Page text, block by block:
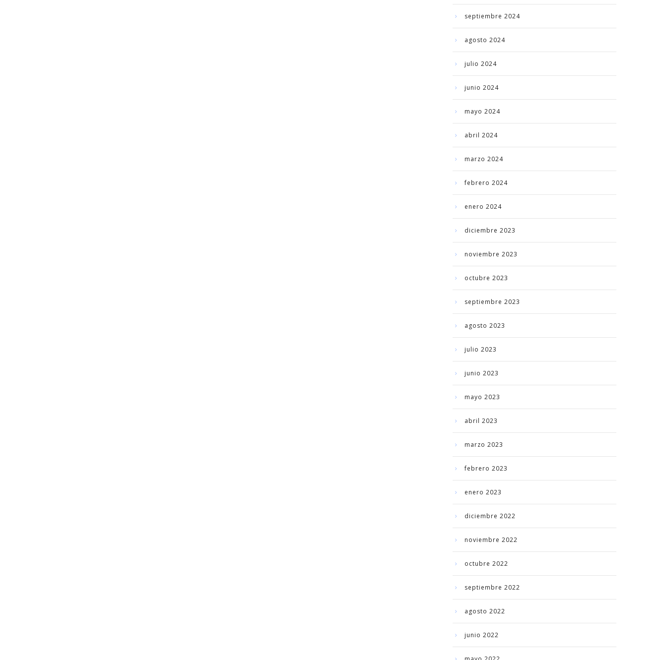
septiembre 2024
agosto 2024
julio 2024
junio 2024
mayo 2024
abril 2024
marzo 2024
febrero 2024
enero 2024
diciembre 2023
noviembre 2023
octubre 2023
septiembre 2023
agosto 2023
julio 2023
junio 2023
mayo 2023
abril 2023
marzo 2023
febrero 2023
enero 2023
diciembre 2022
noviembre 2022
octubre 2022
septiembre 2022
agosto 2022
junio 2022